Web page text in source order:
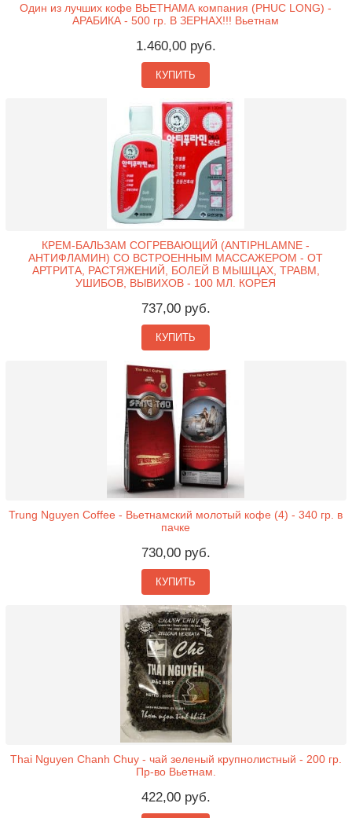
Один из лучших кофе ВЬЕТНАМА компания (PHUC LONG) -
АРАБИКА - 500 гр. В ЗЕРНАХ!!! Вьетнам
1.460,00 руб.
КУПИТЬ
КРЕМ-БАЛЬЗАМ СОГРЕВАЮЩИЙ (ANTIPHLAMNE -
АНТИФЛАМИН) СО ВСТРОЕННЫМ МАССАЖЕРОМ - ОТ
АРТРИТА, РАСТЯЖЕНИЙ, БОЛЕЙ В МЫШЦАХ, ТРАВМ,
УШИБОВ, ВЫВИХОВ - 100 МЛ. КОРЕЯ
737,00 руб.
КУПИТЬ
Trung Nguyen Coffee - Вьетнамский молотый кофе (4) - 340 гр. в
пачке
730,00 руб.
КУПИТЬ
Thai Nguyen Chanh Chuy - чай зеленый крупнолистный - 200 гр.
Пр-во Вьетнам.
422,00 руб.